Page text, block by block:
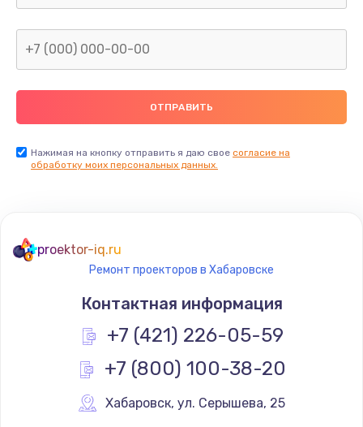
Ремонт капиллярной трубки
400 руб.
Заказать
Замена термостата
1200 руб.
Заказать
Замена реле
Нажимая на кнопку отправить я даю свое согласие на
обработку моих персональных данных.
proektor-iq.ru
Ремонт проекторов в Хабаровске
Контактная информация
+7 (421) 226-05-59
+7 (800) 100-38-20
Хабаровск, ул. Серышева, 25